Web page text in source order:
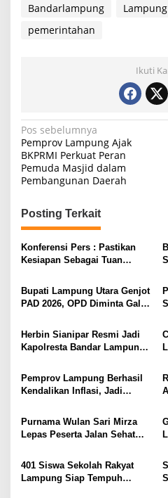
Bandarlampung
pemerintahan
Ikuti
N
a
v
g
a
s
p
o
s
Pos sebelumnya
Pemprov Lampung Ajak
BKPRMI Perkuat Peran
Pemuda Masjid dalam
Pembangunan Daerah
Posting Terkait
Konferensi Pers : Pastikan
Kesiapan Sebagai Tuan
Tiga Venue Pelaksanaan
Soeratin Cup Piala Gubernur
Bupati Lampung Utara Genjot
PAD 2026, OPD Diminta Gali
hingga Optimalkan PBB-P2
Herbin Sianipar Resmi Jadi
Kapolresta Bandar Lampung,
Prioritas
Pemprov Lampung Berhasil
Kendalikan Inflasi, Jadi
Terendah di Sumatera
Purnama Wulan Sari Mirza
Lepas Peserta Jalan Sehat
Lansia Sehat dan Bahagia
401 Siswa Sekolah Rakyat
Lampung Siap Tempuh